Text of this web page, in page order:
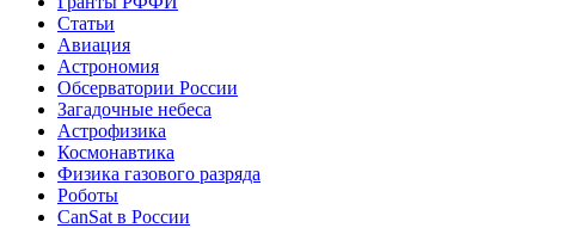
Статьи
Авиация
Астрономия
Обсерватории России
Загадочные небеса
Астрофизика
Космонавтика
Физика газового разряда
Роботы
CanSat в России